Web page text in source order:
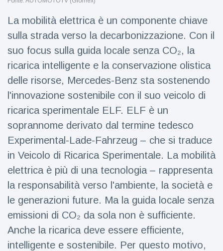
Viaggi e avventura
(77)
Ultime notizie
Dylan
Sprouse e
Barbara
Palvin
rivelano di
aspettare
una
bambina
Visualizzazioni
Millie Bobby
Brown
incoraggia
sua figlia ad
creativa
Visualizzazioni
Anne
Hathaway
definisce
Holland 'il
figlio dei
sogni’
14 July
31
La mobilità elettrica è un componente chiave
sulla strada verso la decarbonizzazione. Con il
suo focus sulla guida locale senza CO₂, la
ricarica intelligente e la conservazione olistica
delle risorse, Mercedes-Benz sta sostenendo
l'innovazione sostenibile con il suo veicolo di
ricarica sperimentale ELF. ELF è un
soprannome derivato dal termine tedesco
Experimental-Lade-Fahrzeug – che si traduce
in Veicolo di Ricarica Sperimentale. La mobilità
elettrica è più di una tecnologia – rappresenta
la responsabilità verso l'ambiente, la società e
le generazioni future. Ma la guida locale senza
emissioni di CO₂ da sola non è sufficiente.
Anche la ricarica deve essere efficiente,
intelligente e sostenibile. Per questo motivo,